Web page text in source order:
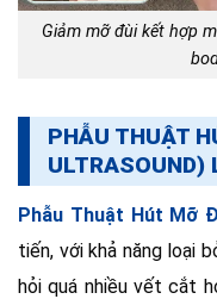
Giảm mỡ đùi kết hợp
PHẪU THUẬT
ULTRASOUND)
Phẫu Thuật Hút Mỡ
tiến, với khả năng loại
hỏi quá nhiều vết cắt